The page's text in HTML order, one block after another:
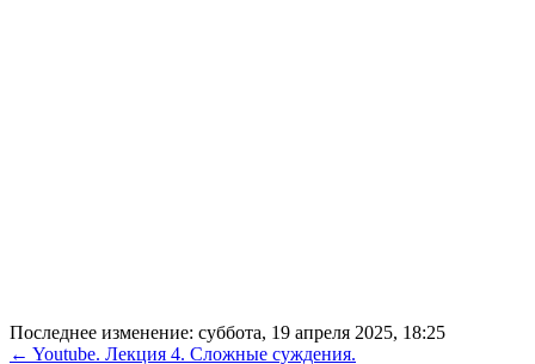
Последнее изменение: суббота, 19 апреля 2025, 18:25
← Youtube. Лекция 4. Сложные суждения.